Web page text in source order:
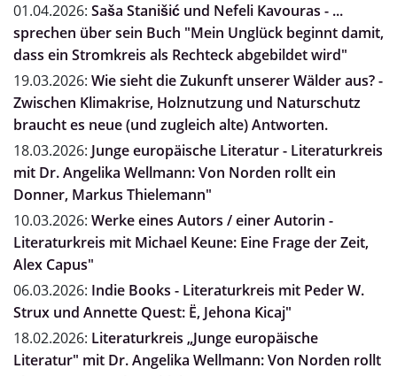
01.04.2026: Saša Stanišić und Nefeli Kavouras - ...
sprechen über sein Buch "Mein Unglück beginnt damit,
dass ein Stromkreis als Rechteck abgebildet wird"
19.03.2026: Wie sieht die Zukunft unserer Wälder aus? -
Zwischen Klimakrise, Holznutzung und Naturschutz
braucht es neue (und zugleich alte) Antworten.
18.03.2026: Junge europäische Literatur - Literaturkreis
mit Dr. Angelika Wellmann: Von Norden rollt ein
Donner, Markus Thielemann"
10.03.2026: Werke eines Autors / einer Autorin -
Literaturkreis mit Michael Keune: Eine Frage der Zeit,
Alex Capus"
06.03.2026: Indie Books - Literaturkreis mit Peder W.
Strux und Annette Quest: Ë, Jehona Kicaj"
18.02.2026: Literaturkreis „Junge europäische
Literatur" mit Dr. Angelika Wellmann: Von Norden rollt